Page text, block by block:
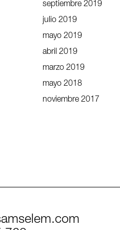
septiembre 2019
julio 2019
mayo 2019
abril 2019
marzo 2019
mayo 2018
noviembre 2017